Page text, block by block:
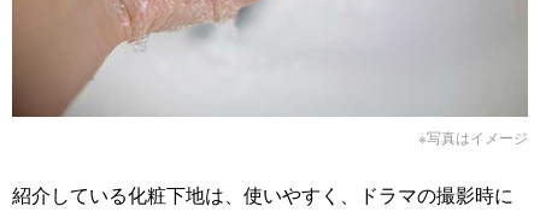
※写真はイメージ
紹介している化粧下地は、使いやすく、ドラマの撮影時に